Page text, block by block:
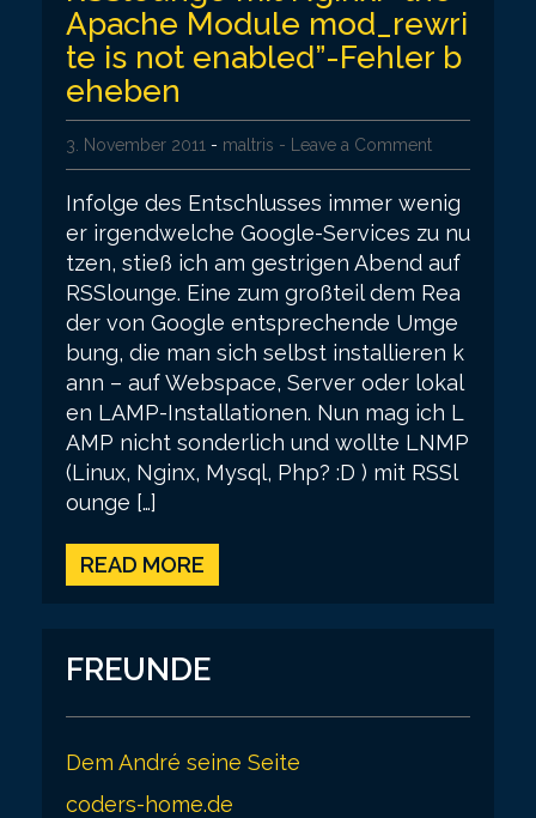
Apache Module mod_rewri
te is not enabled”-Fehler b
eheben
3. November 2011 - maltris - Leave a Comment
Infolge des Entschlusses immer wenig
er irgendwelche Google-Services zu nu
tzen, stieß ich am gestrigen Abend auf
RSSlounge. Eine zum großteil dem Rea
der von Google entsprechende Umge
bung, die man sich selbst installieren k
ann – auf Webspace, Server oder lokal
en LAMP-Installationen. Nun mag ich L
AMP nicht sonderlich und wollte LNMP
(Linux, Nginx, Mysql, Php? :D ) mit RSSl
ounge […]
READ MORE
FREUNDE
Dem André seine Seite
coders-home.de